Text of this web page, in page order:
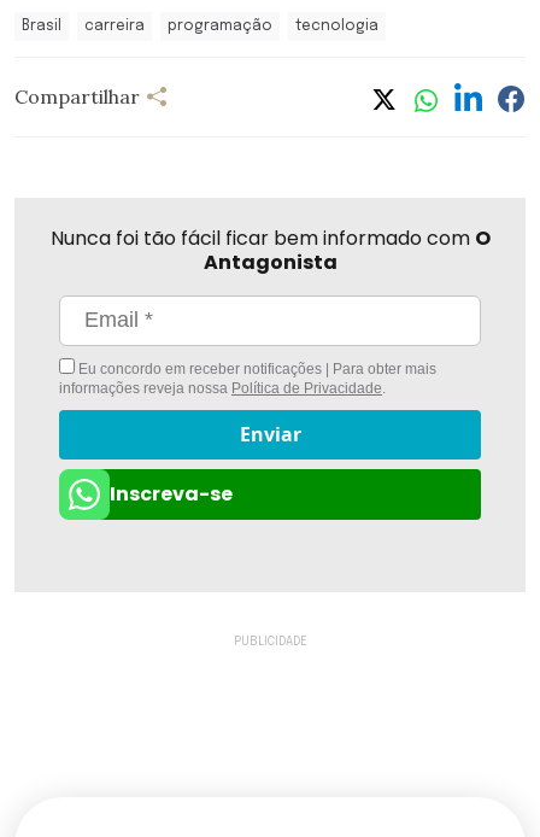
Brasil carreira programação tecnologia
Compartilhar
Nunca foi tão fácil ficar bem informado com O
Antagonista
Eu concordo em receber notificações | Para obter mais
informações reveja nossa Política de Privacidade.
Enviar
Inscreva-se